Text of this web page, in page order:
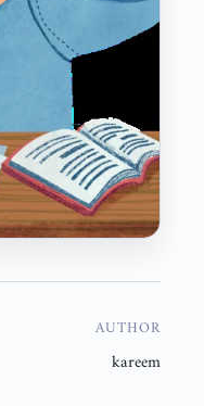
AUTHOR
kareem